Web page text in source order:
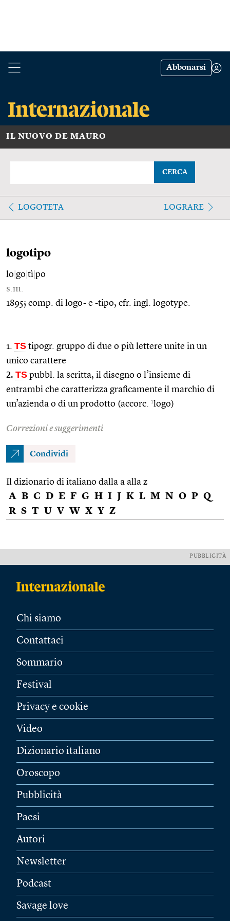
Abbonarsi
IL NUOVO DE MAURO
CERCA
LOGOTETA LOGRARE
logotipo
lo go tì po
s.m.
1895; comp. di logo- e -tipo, cfr. ingl. logotype.
1. TS tipogr. gruppo di due o più lettere unite in un
unico carattere
2. TS pubbl. la scritta, il disegno o l’insieme di
entrambi che caratterizza graficamente il marchio di
un’azienda o di un prodotto (accorc.
1logo)
Correzioni e suggerimenti
Condividi
Il dizionario di italiano dalla a alla z
A B C D E F G H I J K L M N O P Q
R S T U V W X Y Z
PUBBLICITÀ
Chi siamo
Contattaci
Sommario
Festival
Privacy e cookie
Video
Dizionario italiano
Oroscopo
Pubblicità
Paesi
Autori
Newsletter
Podcast
Savage love